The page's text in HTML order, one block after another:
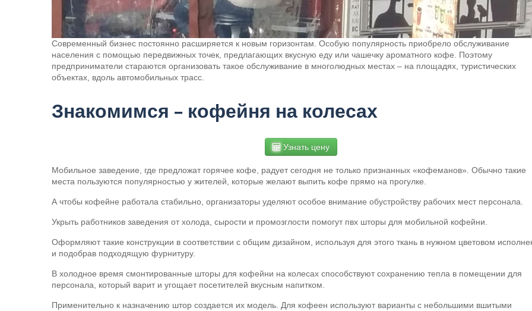
Современный бизнес постоянно расширяется к новым горизонтам. Особую популярность приобрело обслуживание
населения с помощью передвижных точек, предлагающих вкусную еду или чашечку ароматного кофе. Поэтому
предприниматели стараются организовать такое обслуживание в многолюдных местах – на площадях, туристических
объектах, вдоль автомобильных трасс.
Знакомимся – кофейня на колесах
Узнать цену
Мобильное заведение, где предложат горячее кофе, радует сегодня не только признанных «кофеманов». Обычно такие
места пользуются популярностью у жителей, которые желают выпить кофе прямо на прогулке.
А чтобы кофейне работала стабильно, организаторы уделяют особое внимание обустройству рабочих мест персонала.
Укрыть работников заведения от холода, сырости и промозглости помогут пвх шторы для мобильной кофейни.
Оформляют такие конструкции в соответствии с общим дизайном, используя для этого ткань в нужном цветовом
и подобрав подходящую фурнитуру.
В холодное время смонтированные шторы для кофейни на колесах способствуют сохранению тепла в помещении для
персонала, который варит и угощает посетителей вкусным напитком.
Применительно к назначению штор создается их модель. Для кофеен используют варианты с небольшими вшитыми